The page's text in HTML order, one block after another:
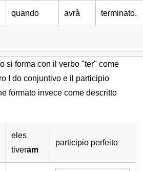
quando avrà terminato.
si forma con il verbo "ter" come
I do conjuntivo e il participio
formato invece come descritto
eles
tiveram
participio perfeito